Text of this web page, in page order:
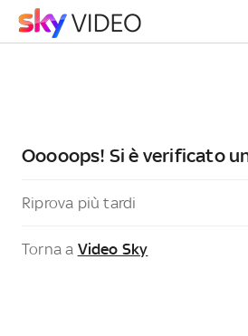
Ooooops! Si è verificato
Riprova più tardi
Torna a Video Sky